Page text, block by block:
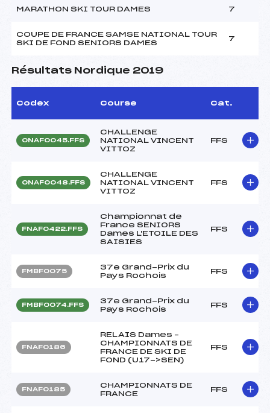
MARATHON SKI TOUR DAMES 7
COUPE DE FRANCE SAMSE NATIONAL TOUR
SKI DE FOND SENIORS DAMES
7
Résultats Nordique 2019
Codex Course Cat.
ONAF0045.FFS
CHALLENGE
NATIONAL VINCENT
VITTOZ
FFS
ONAF0048.FFS
CHALLENGE
NATIONAL VINCENT
VITTOZ
FFS
FNAF0422.FFS
Championnat de
France SENIORS
Dames L'ETOILE DES
SAISIES
FFS
FMBF0075
37e Grand-Prix du
Pays Rochois
FFS
FMBF0074.FFS
37e Grand-Prix du
Pays Rochois
FFS
FNAF0186
RELAIS Dames –
CHAMPIONNATS DE
FRANCE DE SKI DE
FOND (U17->SEN)
FFS
FNAF0185
CHAMPIONNATS DE
FRANCE
FFS